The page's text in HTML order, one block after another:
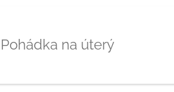
Pohádka na úterý